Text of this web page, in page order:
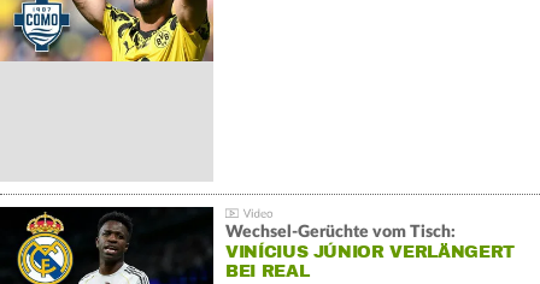
Wechsel-Gerüchte vom Tisch:
VINÍCIUS JÚNIOR VERLÄNGERT
BEI REAL